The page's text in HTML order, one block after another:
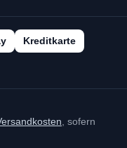
Kreditkarte
, sofern